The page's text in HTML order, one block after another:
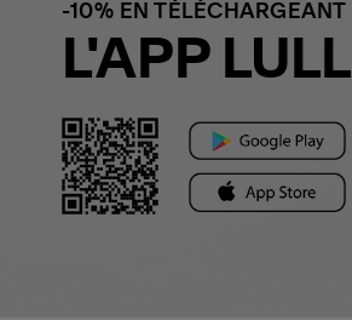
-10% EN TÉLÉCHARGEANT
L'APP LULLI